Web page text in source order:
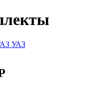
УАЗ